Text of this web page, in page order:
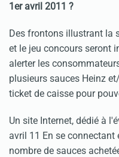
1er avril 2011 ?
Des frontons illustrant la
et le jeu concours seront
alerter les
plusieurs sauces Heinz
ticket de caisse pour
Un site Internet, dédié à
avril 11 En se connectant
nombre de sauces